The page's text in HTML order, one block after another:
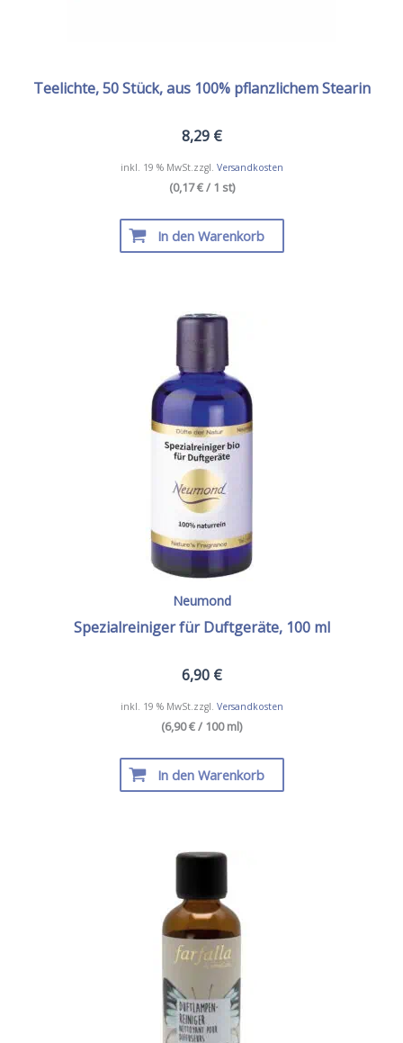
Teelichte, 50 Stück, aus 100% pflanzlichem Stearin
8,29 €
inkl. 19 % MwSt. zzgl. Versandkosten
(0,17 € / 1 st)
In den Warenkorb
Neumond
Spezialreiniger für Duftgeräte, 100 ml
6,90 €
inkl. 19 % MwSt. zzgl. Versandkosten
(6,90 € / 100 ml)
In den Warenkorb